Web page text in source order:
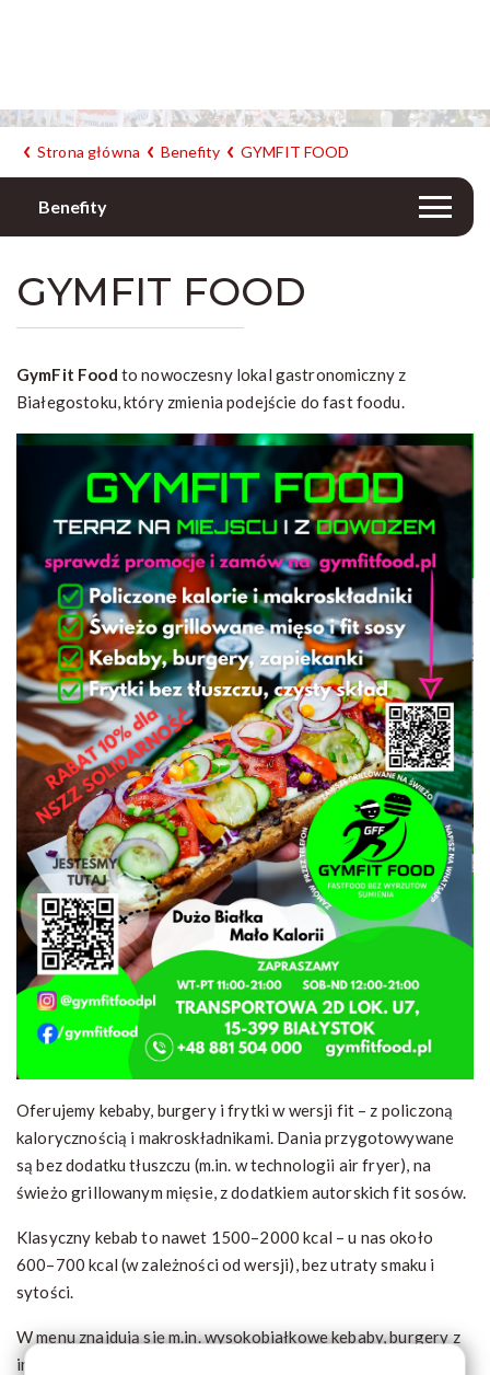
Strona główna Benefity GYMFIT FOOD
Benefity
GYMFIT FOOD
GymFit Food to nowoczesny lokal gastronomiczny z
Białegostoku, który zmienia podejście do fast foodu.
Oferujemy kebaby, burgery i frytki w wersji fit – z policzoną
kalorycznością i makroskładnikami. Dania przygotowywane
są bez dodatku tłuszczu (m.in. w technologii air fryer), na
świeżo grillowanym mięsie, z dodatkiem autorskich fit sosów.
Klasyczny kebab to nawet 1500–2000 kcal – u nas około
600–700 kcal (w zależności od wersji), bez utraty smaku i
sytości.
W menu znajdują się m.in. wysokobiałkowe kebaby, burgery z
indyka i chudej wołowiny oraz zapiekanki jak za dawnych lat –